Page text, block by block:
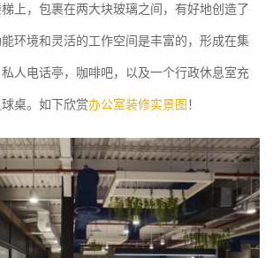
上，包裹在两大块玻璃之间，有好地创造了
环境和灵活的工作空间是丰富的，形成在集
人电话亭，咖啡吧，以及一个行政休息室充
桌。如下欣赏办公室装修实景图 ！